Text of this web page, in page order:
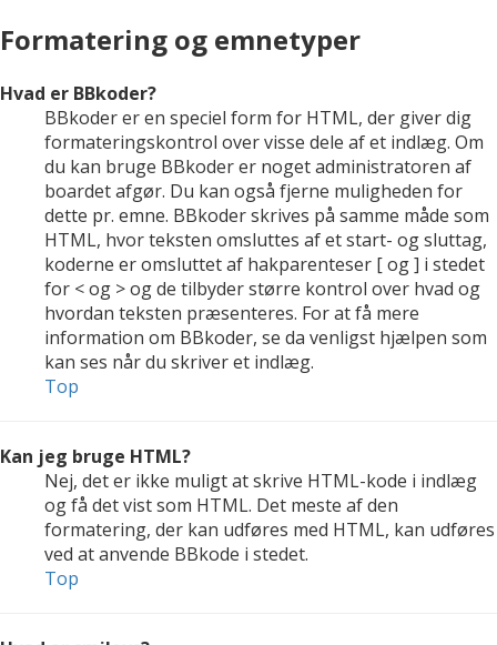
Formatering og emnetyper
Hvad er BBkoder?
BBkoder er en speciel form for HTML, der giver dig
formateringskontrol over visse dele af et indlæg. Om
du kan bruge BBkoder er noget administratoren af
boardet afgør. Du kan også fjerne muligheden for
dette pr. emne. BBkoder skrives på samme måde som
HTML, hvor teksten omsluttes af et start- og sluttag,
koderne er omsluttet af hakparenteser [ og ] i stedet
for < og > og de tilbyder større kontrol over hvad og
hvordan teksten præsenteres. For at få mere
information om BBkoder, se da venligst hjælpen som
kan ses når du skriver et indlæg.
Top
Kan jeg bruge HTML?
Nej, det er ikke muligt at skrive HTML-kode i indlæg
og få det vist som HTML. Det meste af den
formatering, der kan udføres med HTML, kan udføres
ved at anvende BBkode i stedet.
Top